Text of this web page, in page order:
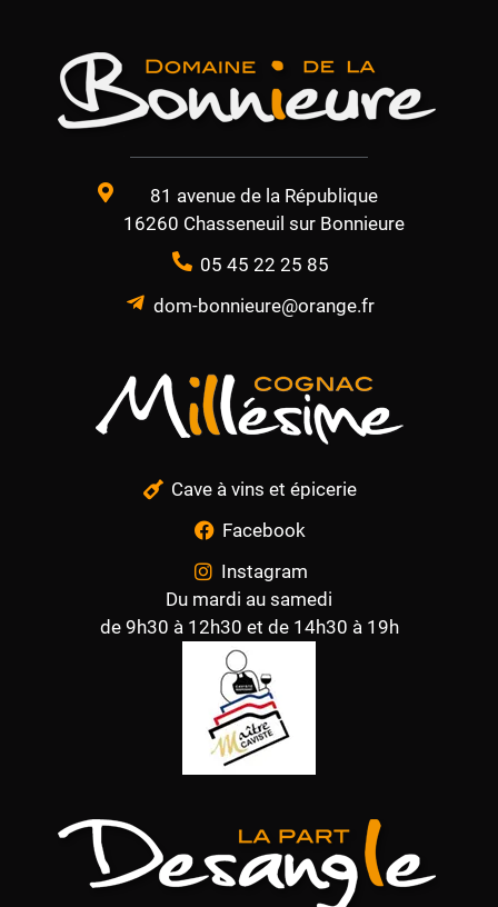
81 avenue de la République
16260 Chasseneuil sur Bonnieure
05 45 22 25 85
dom-bonnieure@orange.fr
Cave à vins et épicerie
Facebook
Instagram
Du mardi au samedi
de 9h30 à 12h30 et de 14h30 à 19h